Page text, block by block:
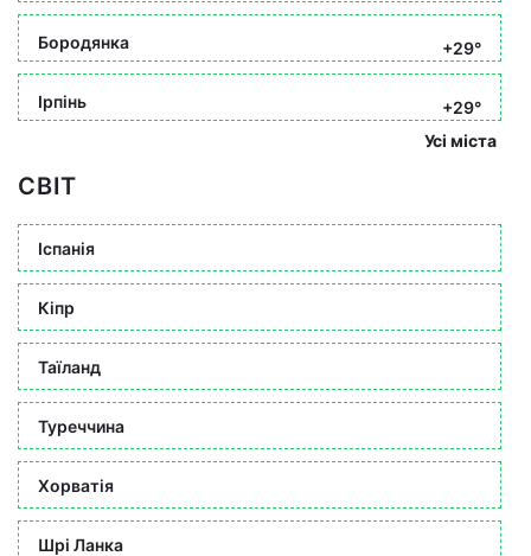
Бородянка +29°
Ірпінь
+29°
Усі міста
СВІТ
Іспанія
Кіпр
Таїланд
Туреччина
Хорватія
Шрі Ланка